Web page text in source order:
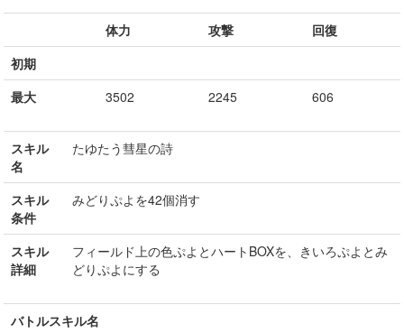
体力 攻撃
回復
初期
最大
3502 2245 606
スキル
名
たゆたう彗星の詩
スキル
条件
みどりぷよを42個消す
スキル
詳細
フィールド上の色ぷよとハートBOXを、きいろぷよとみ
どりぷよにする
バトルスキル名